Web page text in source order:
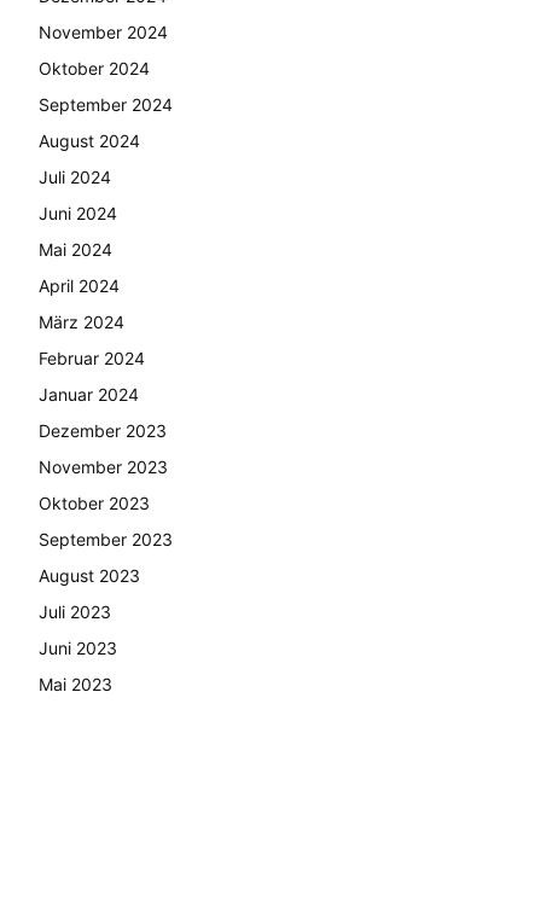
November 2024
Oktober 2024
September 2024
August 2024
Juli 2024
Juni 2024
Mai 2024
April 2024
März 2024
Februar 2024
Januar 2024
Dezember 2023
November 2023
Oktober 2023
September 2023
August 2023
Juli 2023
Juni 2023
Mai 2023